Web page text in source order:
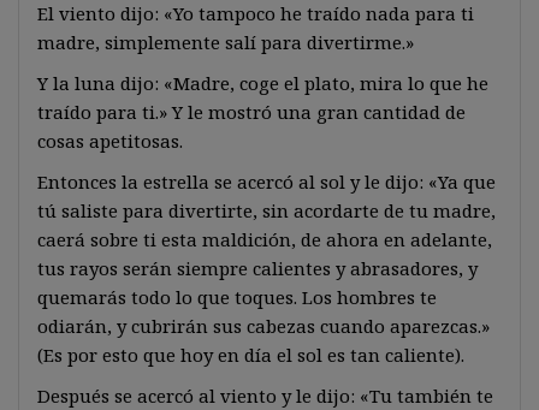
El viento dijo: «Yo tampoco he traído nada para ti
madre, simplemente salí para divertirme.»
Y la luna dijo: «Madre, coge el plato, mira lo que he
traído para ti.» Y le mostró una gran cantidad de
cosas apetitosas.
Entonces la estrella se acercó al sol y le dijo: «Ya que
tú saliste para divertirte, sin acordarte de tu madre,
caerá sobre ti esta maldición, de ahora en adelante,
tus rayos serán siempre calientes y abrasadores, y
quemarás todo lo que toques. Los hombres te
odiarán, y cubrirán sus cabezas cuando aparezcas.»
(Es por esto que hoy en día el sol es tan caliente).
Después se acercó al viento y le dijo: «Tu también te